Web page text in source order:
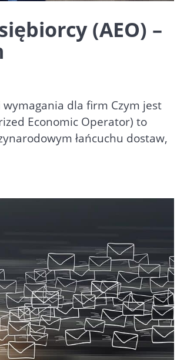
(AEO) –
wymagania dla firm Czym jest
Economic Operator) to
łańcuchu dostaw,